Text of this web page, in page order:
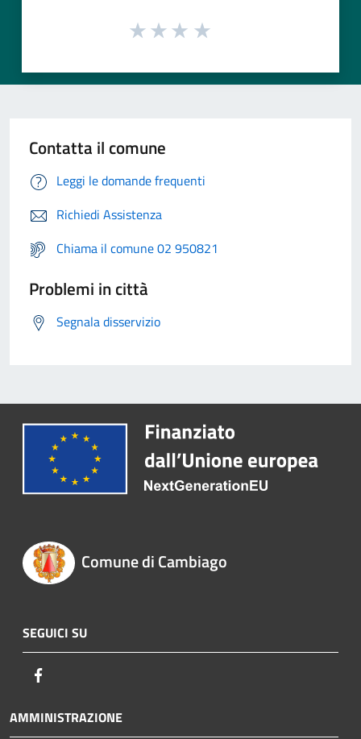
Contatta il comune
Leggi le domande frequenti
Richiedi Assistenza
Chiama il comune 02 950821
Problemi in città
Segnala disservizio
Comune di Cambiago
SEGUICI SU
AMMINISTRAZIONE